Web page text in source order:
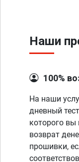
Наши
100%
На наши
дневный
которого вы
возврат
прошивки,